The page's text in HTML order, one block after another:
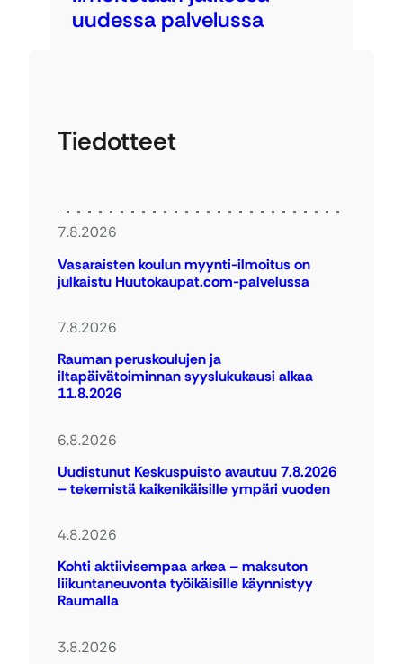
uudessa palvelussa
Tiedotteet
7.8.2026
Vasaraisten koulun myynti-ilmoitus on
julkaistu Huutokaupat.com-palvelussa
7.8.2026
Rauman peruskoulujen ja
iltapäivätoiminnan syyslukukausi alkaa
11.8.2026
6.8.2026
Uudistunut Keskuspuisto avautuu 7.8.2026
– tekemistä kaikenikäisille ympäri vuoden
4.8.2026
Kohti aktiivisempaa arkea – maksuton
liikuntaneuvonta työikäisille käynnistyy
Raumalla
3.8.2026